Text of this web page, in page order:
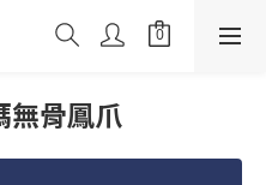
無骨鳳爪